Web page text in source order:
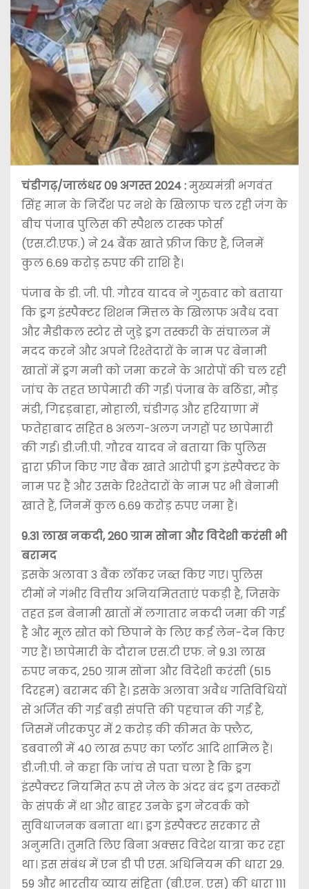
चंडीगढ़/जालंधर 09 अगस्त 2024 :मुख्यमंत्री भगवंत
सिंह मान के निर्देश पर नशे के खिलाफ चल रही जंग के
बीच पंजाब पुलिस की स्पैशल टास्क फोर्स
(एस.टी.एफ.) ने 24 बैंक खाते फ्रीज किए हैं, जिनमें
कुल 6.69 करोड़ रुपए की राशि है।
पंजाब के डी. जी. पी. गौरव यादव ने गुरुवार को बताया
कि ड्रग इंस्पैक्टर शिशन मित्तल के खिलाफ अवैध दवा
और मैडीकल स्टोर से जुड़े ड्रग तस्करी के संचालन में
मदद करने और अपने रिश्तेदारों के नाम पर बेनामी
खातों में ड्रग मनी को जमा करने के आरोपों की चल रही
जांच के तहत छापेमारी की गई। पंजाब के बठिंडा, मौड़
मंडी, गिद्दड़बाहा, मोहाली, चंडीगढ़ और हरियाणा में
फतेहाबाद सहित 8 अलग-अलग जगहों पर छापेमारी
की गई। डी.जी.पी. गौरव यादव ने बताया कि पुलिस
द्वारा फ्रीज किए गए बैंक खाते आरोपी ड्रग इंस्पैक्टर के
नाम पर हैं और उसके रिश्तेदारों के नाम पर भी बेनामी
खाते हैं, जिनमें कुल 6.69 करोड़ रुपए जमा हैं।
9.31 लाख नकदी, 260 ग्राम सोना और विदेशी करंसी भी
बरामद
इसके अलावा 3 बैंक लॉकर जब्त किए गए। पुलिस
टीमों ने गंभीर वित्तीय अनियमितताएं पकड़ी है, जिसके
तहत इन बेनामी खातों में लगातार नकदी जमा की गई
है और मूल स्रोत को छिपाने के लिए कई लेन-देन किए
गए हैं। छापेमारी के दौरान एस.टी एफ. ने 9.31 लाख
रुपए नकद, 250 ग्राम सोना और विदेशी करंसी (515
दिरहम) बरामद की है। इसके अलावा अवैध गतिविधियों
से अर्जित की गई बड़ी संपत्ति की पहचान की गई है,
जिसमें जीरकपुर में 2 करोड़ की कीमत के फ्लैट,
डबवाली में 40 लाख रुपए का प्लॉट आदि शामिल हैं।
डी.जी.पी. ने कहा कि जांच से पता चला है कि ड्रग
इंस्पैक्टर नियमित रूप से जेल के अंदर बंद ड्रग तस्करों
के संपर्क में था और बाहर उनके ड्रग नेटवर्क को
सुविधाजनक बनाता था। ड्रग इंस्पैक्टर सरकार से
अनुमति। तुमति लिए बिना अक्सर विदेश यात्रा कर रहा
था। इस संबंध में एन डी पी एस. अधिनियम की धारा 29.
59 और भारतीय व्याय संहिता (बी.एन. एस) की धारा 111